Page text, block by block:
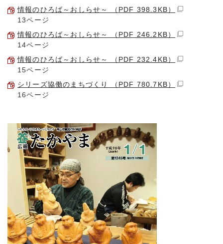
情報のひろば～おしらせ～ （PDF 398.3KB）
13ページ
情報のひろば～おしらせ～ （PDF 246.2KB）
14ページ
情報のひろば～おしらせ～ （PDF 232.4KB）
15ページ
シリーズ協働のまちづくり （PDF 780.7KB）
16ページ